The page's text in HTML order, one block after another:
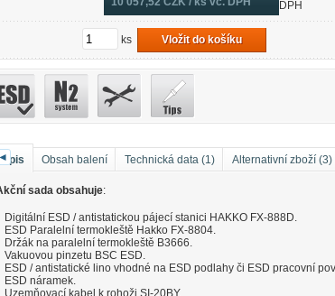
DPH
ks Vložit do košíku
Obsah balení Technická data (1) Alternativní zboží (3)
sada obsahuje:
Digitální ESD / antistatickou pájecí stanici HAKKO FX-888D.
ESD Paralelní termokleště Hakko FX-8804.
Držák na paralelní termokleště B3666.
Vakuovou pinzetu BSC ESD.
ESD / antistatické lino vhodné na ESD podlahy či ESD pracovní
ESD náramek.
Uzemňovací kabel k rohoži SI-20BY.